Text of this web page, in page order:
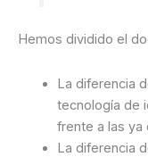
Hemos dividido el
La diferencia
tecnología de
frente a las ya
La diferencia